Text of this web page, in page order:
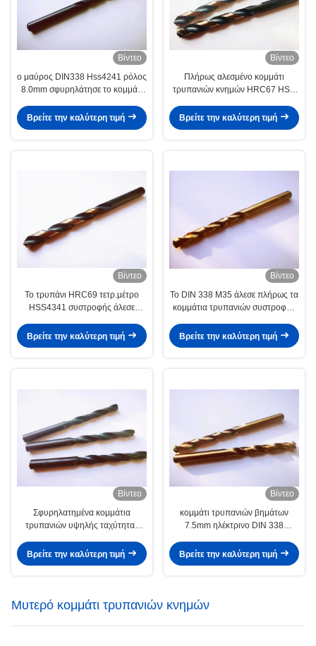
Βίντεο
ο μαύρος DIN338 Hss4241 ρόλος
8.0mm σφυρηλάτησε το κομμάτι
Βρείτε την καλύτερη τιμή
Βίντεο
Πλήρως αλεσμένο κομμάτι
τρυπανιών κνημών HRC67 HSS
Βρείτε την καλύτερη τιμή
Βίντεο
Το τρυπάνι HRC69 τετρ.μέτρο
HSS4341 συστροφής άλεσε
Hss
Βρείτε την καλύτερη τιμή
Βίντεο
Το DIN 338 M35 άλεσε πλήρως τα
κομμάτια τρυπανιών συστροφής
Βρείτε την καλύτερη τιμή
Βίντεο
Σφυρηλατημένα κομμάτια
τρυπανιών υψηλής ταχύτητας
Βρείτε την καλύτερη τιμή
Βίντεο
κομμάτι τρυπανιών βημάτων
7.5mm ηλέκτρινο DIN 338
Βρείτε την καλύτερη τιμή
Μυτερό κομμάτι τρυπανιών κνημών